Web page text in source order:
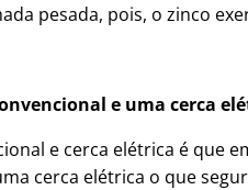
pesada, pois, o zinco
e uma cerca
e cerca elétrica é que
cerca elétrica o que